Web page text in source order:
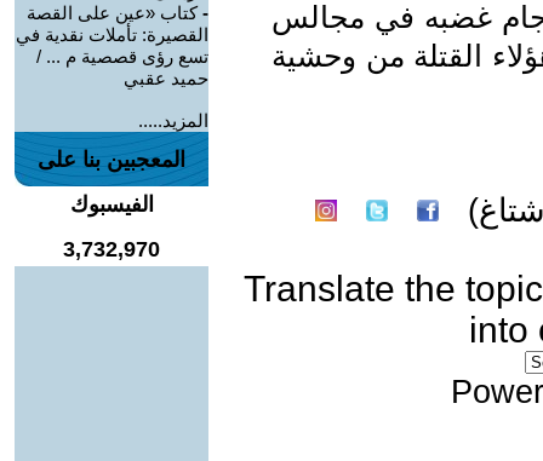
جام غضبه في مجالس
القتلة من وحشية
Translate the topic
into
-كتاب «عين على القصة
القصيرة: تأملات نقدية في
تسع رؤى قصصية م ... /
حميد عقبي
المزيد.....
المعجبين بنا على
الفيسبوك
3,732,970